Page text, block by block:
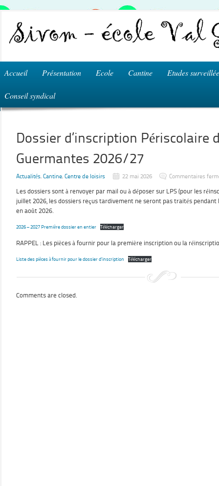
Accueil Présentation Ecole Cantine Etudes
Conseil syndical
Dossier d’inscription Périscolaire
Guermantes 2026/27
Actualités, Cantine, Centre de loisirs 22 mai 2026 Commentaires
Les dossiers sont à renvoyer par mail ou à déposer sur LPS (pour les
juillet 2026, les dossiers reçus tardivement ne seront pas traités
en août 2026.
2026 – 2027 Première dossier en entier Télécharger
RAPPEL : Les pièces à fournir pour la première inscription ou la
Liste des pièces à fournir pour le dossier d’inscription Télécharger
Comments are closed.